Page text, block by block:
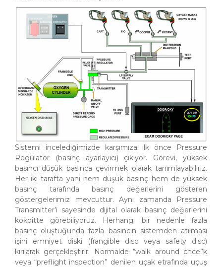
Sistemi incelediğimizde karşımıza ilk önce Pressure
Regülatör (basınç ayarlayıcı) çıkıyor. Görevi, yüksek
basıncı düşük basınca çevirmek olarak tanımlayabiliriz.
Her iki tarafta yani hem düşük basınç hem de yüksek
basınç tarafında basınç değerlerini gösteren
göstergelerimiz mevcuttur. Aynı zamanda Pressure
Transmitter’i sayesinde dijital olarak basınç değerlerini
kokpitte görebiliyoruz. Herhangi bir nedenle fazla
basınç oluştuğunda fazla basıncın sistemden atılması
işini emniyet diski (frangible disc veya safety disc)
kırılarak gerçekleştirir. Normalde “walk around chce”k
veya “preflight inspection” denilen uçak etrafında uçuş